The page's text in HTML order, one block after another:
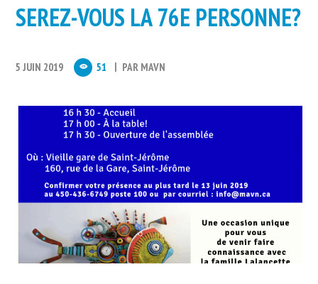
SEREZ-VOUS LA 76E PERSONNE?
5 JUIN 2019 51 PAR MAVN